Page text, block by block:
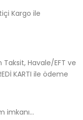
Kargo ile
Taksit, Havale/EFT ve
KARTI ile ödeme
imkanı...